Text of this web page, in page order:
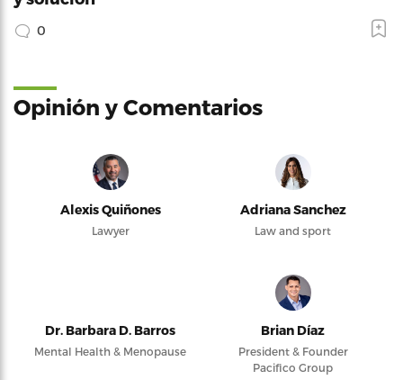
0
Opinión y Comentarios
Alexis Quiñones
Lawyer
Adriana Sanchez
Law and sport
Dr. Barbara D. Barros
Mental Health & Menopause
Brian Díaz
President & Founder
Pacifico Group